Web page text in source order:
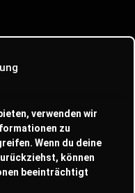
verwenden wir
zu
Wenn du deine
können
beeinträchtigt
x
@nachtschicht.451ein
22 Uhr gibts nice Mucke
@aileenvaybil
Pouring Workshop...